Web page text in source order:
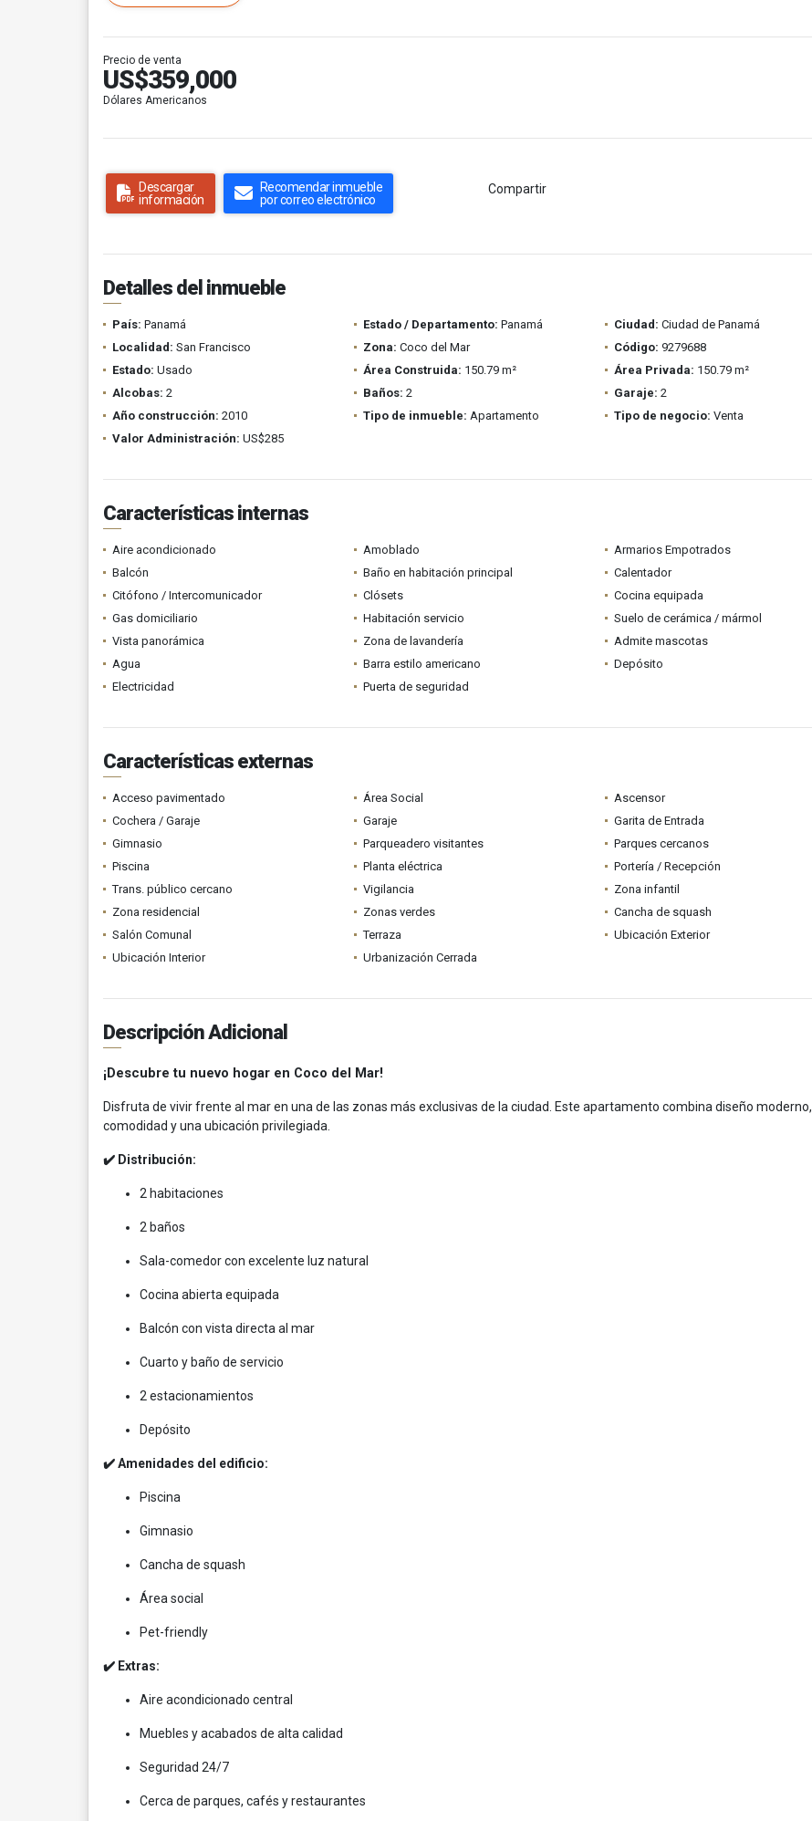
Precio de venta
US$359,000
Dólares Americanos
Descargar
información
Recomendar inmueble
por correo electrónico
Compartir
Detalles del inmueble
País: Panamá Estado / Departamento: Panamá Ciudad: Ciudad de Panamá
Localidad: San Francisco Zona: Coco del Mar Código: 9279688
Estado: Usado Área Construida: 150.79 m² Área Privada: 150.79 m²
Alcobas: 2 Baños: 2 Garaje: 2
Año construcción: 2010 Tipo de inmueble: Apartamento Tipo de negocio: Venta
Valor Administración: US$285
Características internas
Aire acondicionado Amoblado
Armarios Empotrados
Balcón
Baño en habitación principal
Calentador
Citófono / Intercomunicador
Clósets
Cocina equipada
Gas domiciliario
Habitación servicio
Suelo de cerámica / mármol
Vista panorámica
Zona de lavandería
Admite mascotas
Agua
Barra estilo americano
Depósito
Electricidad
Puerta de seguridad
Características externas
Acceso pavimentado Área Social
Ascensor
Cochera / Garaje
Garaje
Garita de Entrada
Gimnasio
Parqueadero visitantes
Parques cercanos
Piscina
Planta eléctrica
Portería / Recepción
Trans. público cercano
Vigilancia
Zona infantil
Zona residencial
Zonas verdes
Cancha de squash
Salón Comunal
Terraza
Ubicación Exterior
Ubicación Interior
Urbanización Cerrada
Descripción Adicional
¡Descubre tu nuevo hogar en Coco del Mar!
Disfruta de vivir frente al mar en una de las zonas más exclusivas de la ciudad. Este apartamento combina diseño moderno,
comodidad y una ubicación privilegiada.
✔️ Distribución:
2 habitaciones
2 baños
Sala-comedor con excelente luz natural
Cocina abierta equipada
Balcón con vista directa al mar
Cuarto y baño de servicio
2 estacionamientos
Depósito
✔️ Amenidades del edificio:
Piscina
Gimnasio
Cancha de squash
Área social
Pet-friendly
✔️ Extras:
Aire acondicionado central
Muebles y acabados de alta calidad
Seguridad 24/7
Cerca de parques, cafés y restaurantes